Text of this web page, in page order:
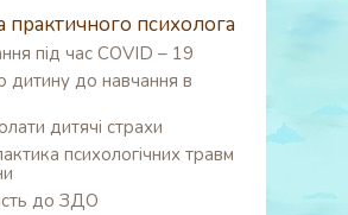
практичного психолога
під час COVID – 19
дитину до навчання в
дитячі страхи
психологічних травм
до ЗДО